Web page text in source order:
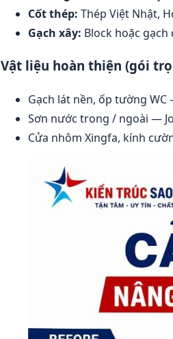
Cốt thép: Thép Việt Nhật,
Gạch xây: Block hoặc gạch
Vật liệu hoàn thiện (gói
Gạch lát nền, ốp tường
Sơn nước trong / ngoài —
Cửa nhôm Xingfa, kính